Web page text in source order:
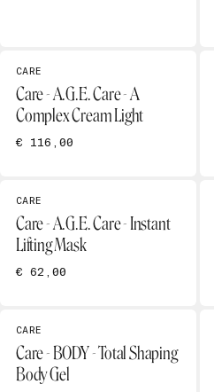
CARE
Care - A.G.E. Care - A
Complex Cream Light
€ 116,00
CARE
Care - A.G.E. Care - Instant
Lifting Mask
€ 62,00
CARE
Care - BODY - Total Shaping
Body Gel